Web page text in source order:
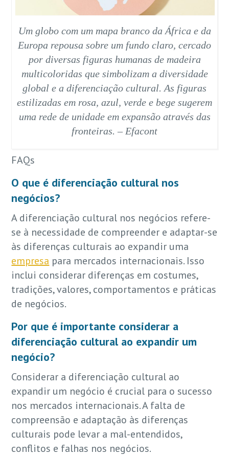
Um globo com um mapa branco da África e da
Europa repousa sobre um fundo claro, cercado
por diversas figuras humanas de madeira
multicoloridas que simbolizam a diversidade
global e a diferenciação cultural. As figuras
estilizadas em rosa, azul, verde e bege sugerem
uma rede de unidade em expansão através das
fronteiras. – Efacont
FAQs
O que é diferenciação cultural nos
negócios?
A diferenciação cultural nos negócios refere-
se à necessidade de compreender e adaptar-se
às diferenças culturais ao expandir uma
empresa para mercados internacionais. Isso
inclui considerar diferenças em costumes,
tradições, valores, comportamentos e práticas
de negócios.
Por que é importante considerar a
diferenciação cultural ao expandir um
negócio?
Considerar a diferenciação cultural ao
expandir um negócio é crucial para o sucesso
nos mercados internacionais. A falta de
compreensão e adaptação às diferenças
culturais pode levar a mal-entendidos,
conflitos e falhas nos negócios.